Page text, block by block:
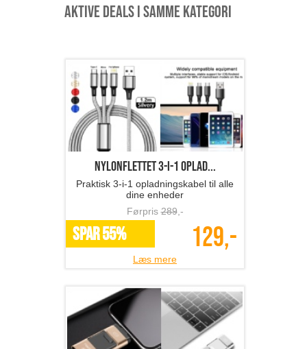
Aktive deals i samme kategori
Nylonflettet 3-i-1 oplad...
Praktisk 3-i-1 opladningskabel til alle
dine enheder
Førpris289,-
SPAR 55% 129,-
Læs mere